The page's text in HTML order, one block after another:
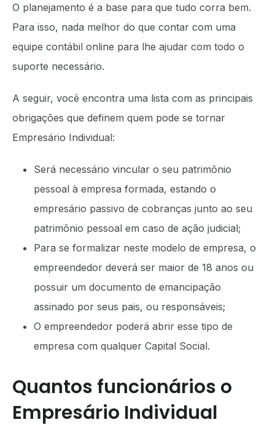
O planejamento é a base para que tudo corra bem.
Para isso, nada melhor do que contar com uma
equipe contábil online para lhe ajudar com todo o
suporte necessário.
A seguir, você encontra uma lista com as principais
obrigações que definem quem pode se tornar
Empresário Individual:
Será necessário vincular o seu patrimônio
pessoal à empresa formada, estando o
empresário passivo de cobranças junto ao seu
patrimônio pessoal em caso de ação judicial;
Para se formalizar neste modelo de empresa, o
empreendedor deverá ser maior de 18 anos ou
possuir um documento de emancipação
assinado por seus pais, ou responsáveis;
O empreendedor poderá abrir esse tipo de
empresa com qualquer Capital Social.
Quantos funcionários o
Empresário Individual